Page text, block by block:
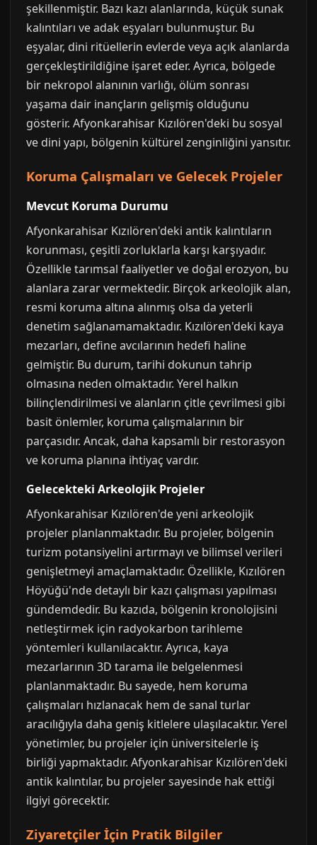
şekillenmiştir. Bazı kazı alanlarında, küçük sunak
kalıntıları ve adak eşyaları bulunmuştur. Bu
eşyalar, dini ritüellerin evlerde veya açık alanlarda
gerçekleştirildiğine işaret eder. Ayrıca, bölgede
bir nekropol alanının varlığı, ölüm sonrası
yaşama dair inançların gelişmiş olduğunu
gösterir. Afyonkarahisar Kızılören'deki bu sosyal
ve dini yapı, bölgenin kültürel zenginliğini yansıtır.
Koruma Çalışmaları ve Gelecek Projeler
Mevcut Koruma Durumu
Afyonkarahisar Kızılören'deki antik kalıntıların
korunması, çeşitli zorluklarla karşı karşıyadır.
Özellikle tarımsal faaliyetler ve doğal erozyon, bu
alanlara zarar vermektedir. Birçok arkeolojik alan,
resmi koruma altına alınmış olsa da yeterli
denetim sağlanamamaktadır. Kızılören'deki kaya
mezarları, define avcılarının hedefi haline
gelmiştir. Bu durum, tarihi dokunun tahrip
olmasına neden olmaktadır. Yerel halkın
bilinçlendirilmesi ve alanların çitle çevrilmesi gibi
basit önlemler, koruma çalışmalarının bir
parçasıdır. Ancak, daha kapsamlı bir restorasyon
ve koruma planına ihtiyaç vardır.
Gelecekteki Arkeolojik Projeler
Afyonkarahisar Kızılören'de yeni arkeolojik
projeler planlanmaktadır. Bu projeler, bölgenin
turizm potansiyelini artırmayı ve bilimsel verileri
genişletmeyi amaçlamaktadır. Özellikle, Kızılören
Höyüğü'nde detaylı bir kazı çalışması yapılması
gündemdedir. Bu kazıda, bölgenin kronolojisini
netleştirmek için radyokarbon tarihleme
yöntemleri kullanılacaktır. Ayrıca, kaya
mezarlarının 3D tarama ile belgelenmesi
planlanmaktadır. Bu sayede, hem koruma
çalışmaları hızlanacak hem de sanal turlar
aracılığıyla daha geniş kitlelere ulaşılacaktır. Yerel
yönetimler, bu projeler için üniversitelerle iş
birliği yapmaktadır. Afyonkarahisar Kızılören'deki
antik kalıntılar, bu projeler sayesinde hak ettiği
ilgiyi görecektir.
Ziyaretçiler İçin Pratik Bilgiler